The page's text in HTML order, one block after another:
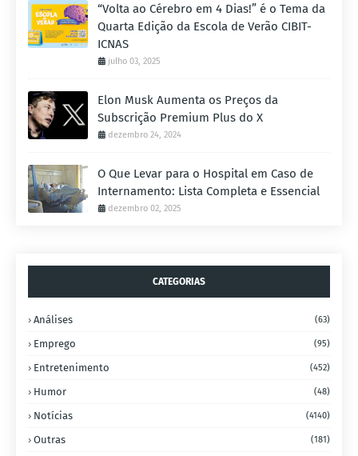
“Volta ao Cérebro em 4 Dias!” é o Tema da
Quarta Edição da Escola de Verão CIBIT-
ICNAS
julho 03, 2025
Elon Musk Aumenta os Preços da
Subscrição Premium Plus do X
dezembro 24, 2024
O Que Levar para o Hospital em Caso de
Internamento: Lista Completa e Essencial
dezembro 02, 2025
CATEGORIAS
Análises (63)
Emprego (95)
Entretenimento (452)
Humor (48)
Notícias (4140)
Outras (181)